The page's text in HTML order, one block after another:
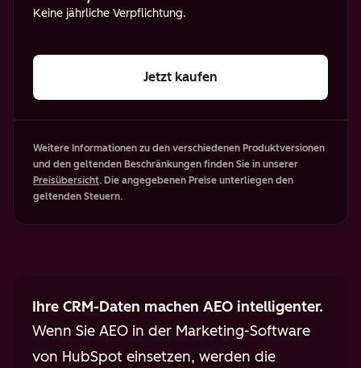
Keine jährliche Verpflichtung.
Jetzt kaufen
Weitere Informationen zu den verschiedenen Produktversionen
und den geltenden Beschränkungen finden Sie in unserer
Preisübersicht. Die angegebenen Preise unterliegen den
geltenden Steuern.
Ihre CRM-Daten machen AEO intelligenter.
Wenn Sie AEO in der Marketing-Software
von HubSpot einsetzen, werden die